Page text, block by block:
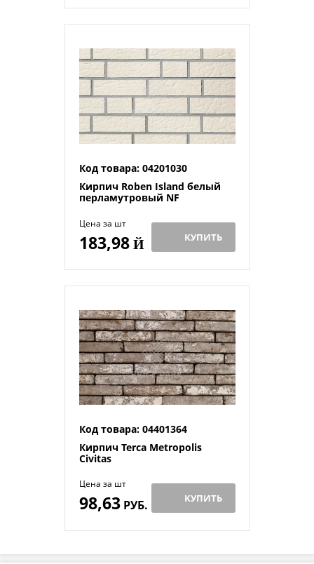
Код товара: 04201030
Кирпич Roben Island белый
перламутровый NF
Цена за шт
183,98Й КУПИТЬ
Код товара: 04401364
Кирпич Terca Metropolis
Civitas
Цена за шт
98,63РУБ. КУПИТЬ